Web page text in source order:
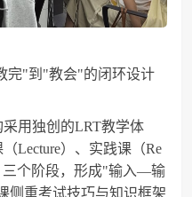
完"到"教会"的闭环设计
用独创的LRT教学体
Lecture）、实践课（Re
三个阶段，形成"输入—输
侧重考试技巧与知识框架